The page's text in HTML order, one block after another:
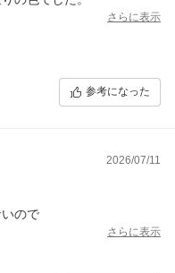
さらに表示
参考になった
2026/07/11
ので
さらに表示